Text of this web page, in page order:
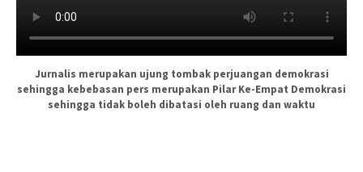
Jurnalis merupakan ujung tombak perjuangan demokrasi
sehingga kebebasan pers merupakan Pilar Ke-Empat Demokrasi
sehingga tidak boleh dibatasi oleh ruang dan waktu